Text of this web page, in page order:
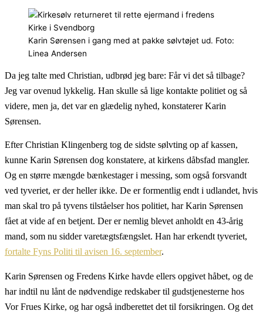
Karin Sørensen i gang med at pakke sølvtøjet ud. Foto:
Linea Andersen
Da jeg talte med Christian, udbrød jeg bare: Får vi det så tilbage?
Jeg var ovenud lykkelig. Han skulle så lige kontakte politiet og så
videre, men ja, det var en glædelig nyhed, konstaterer Karin
Sørensen.
Efter Christian Klingenberg tog de sidste sølvting op af kassen,
kunne Karin Sørensen dog konstatere, at kirkens dåbsfad mangler.
Og en større mængde bænkestager i messing, som også forsvandt
ved tyveriet, er der heller ikke. De er formentlig endt i udlandet, hvis
man skal tro på tyvens tilståelser hos politiet, har Karin Sørensen
fået at vide af en betjent. Der er nemlig blevet anholdt en 43-årig
mand, som nu sidder varetægtsfængslet. Han har erkendt tyveriet,
fortalte Fyns Politi til avisen 16. september.
Karin Sørensen og Fredens Kirke havde ellers opgivet håbet, og de
har indtil nu lånt de nødvendige redskaber til gudstjenesterne hos
Vor Frues Kirke, og har også indberettet det til forsikringen. Og det